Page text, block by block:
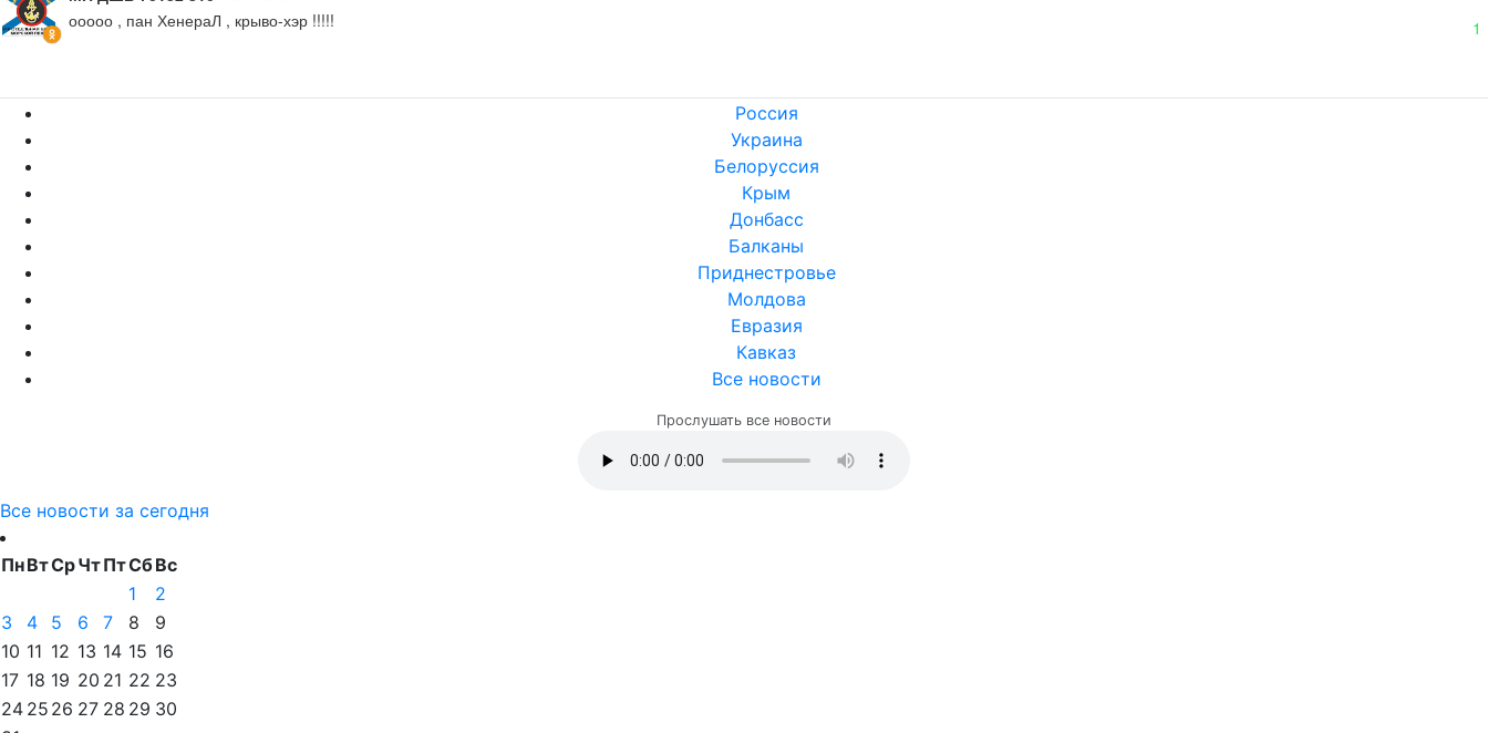
ооооо , пан ХенераЛ , крыво-хэр !!!!! 1
Россия
Украина
Белоруссия
Крым
Донбасс
Балканы
Приднестровье
Молдова
Евразия
Кавказ
Все новости
Прослушать все новости
Все новости за сегодня
ПнВтСрЧтПтСбВс
1
2
3
4 5 6 7 8
9
10 11 12 13 14 15 16
17 18 19 20 21 22 23
24 25 26 27 28 29 30